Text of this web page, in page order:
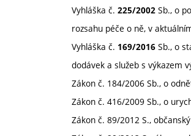
Vyhláška č. 225/2002 Sb., o
rozsahu péče o ně, v
Vyhláška č. 169/2016 Sb., o
dodávek a služeb s výkazem
Zákon č. 184/2006 Sb., o
Zákon č. 416/2009 Sb., o
Zákon č. 89/2012 S.,